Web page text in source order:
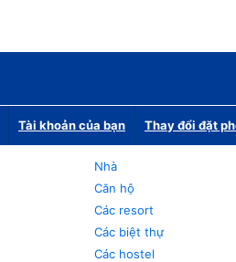
Tài khoản của bạn Thay đổi đặt
Nhà
Căn hộ
Các resort
Các biệt thự
Các hostel